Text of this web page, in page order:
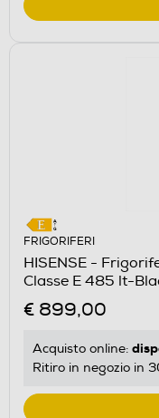
FRIGORIFERI
HISENSE -
Classe E 485 lt-
€ 899,00
Acquisto online:
Ritiro in negozio in